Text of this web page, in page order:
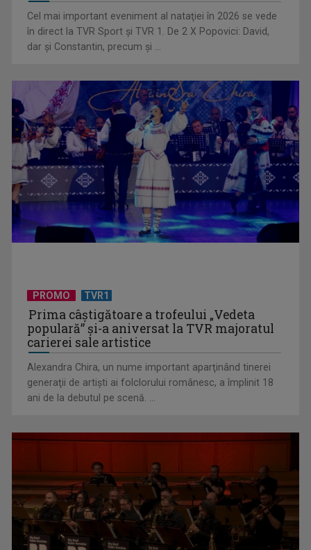
De peste 160 de ani în slujba culturii românești. Povestea
„Societății” din ...
Cel mai important eveniment al nataţiei în 2026 se vede
în direct la TVR Sport şi TVR 1. De 2 X Popovici: David,
dar şi Constantin, precum şi ...
PROMO TVR1
Prima câştigătoare a trofeului „Vedeta
populară” şi-a aniversat la TVR majoratul
carierei sale artistice
Alexandra Chira, un nume important aparţinând tinerei
generaţii de artişti ai folclorului românesc, a împlinit 18
ani de la debutul pe scenă. ...